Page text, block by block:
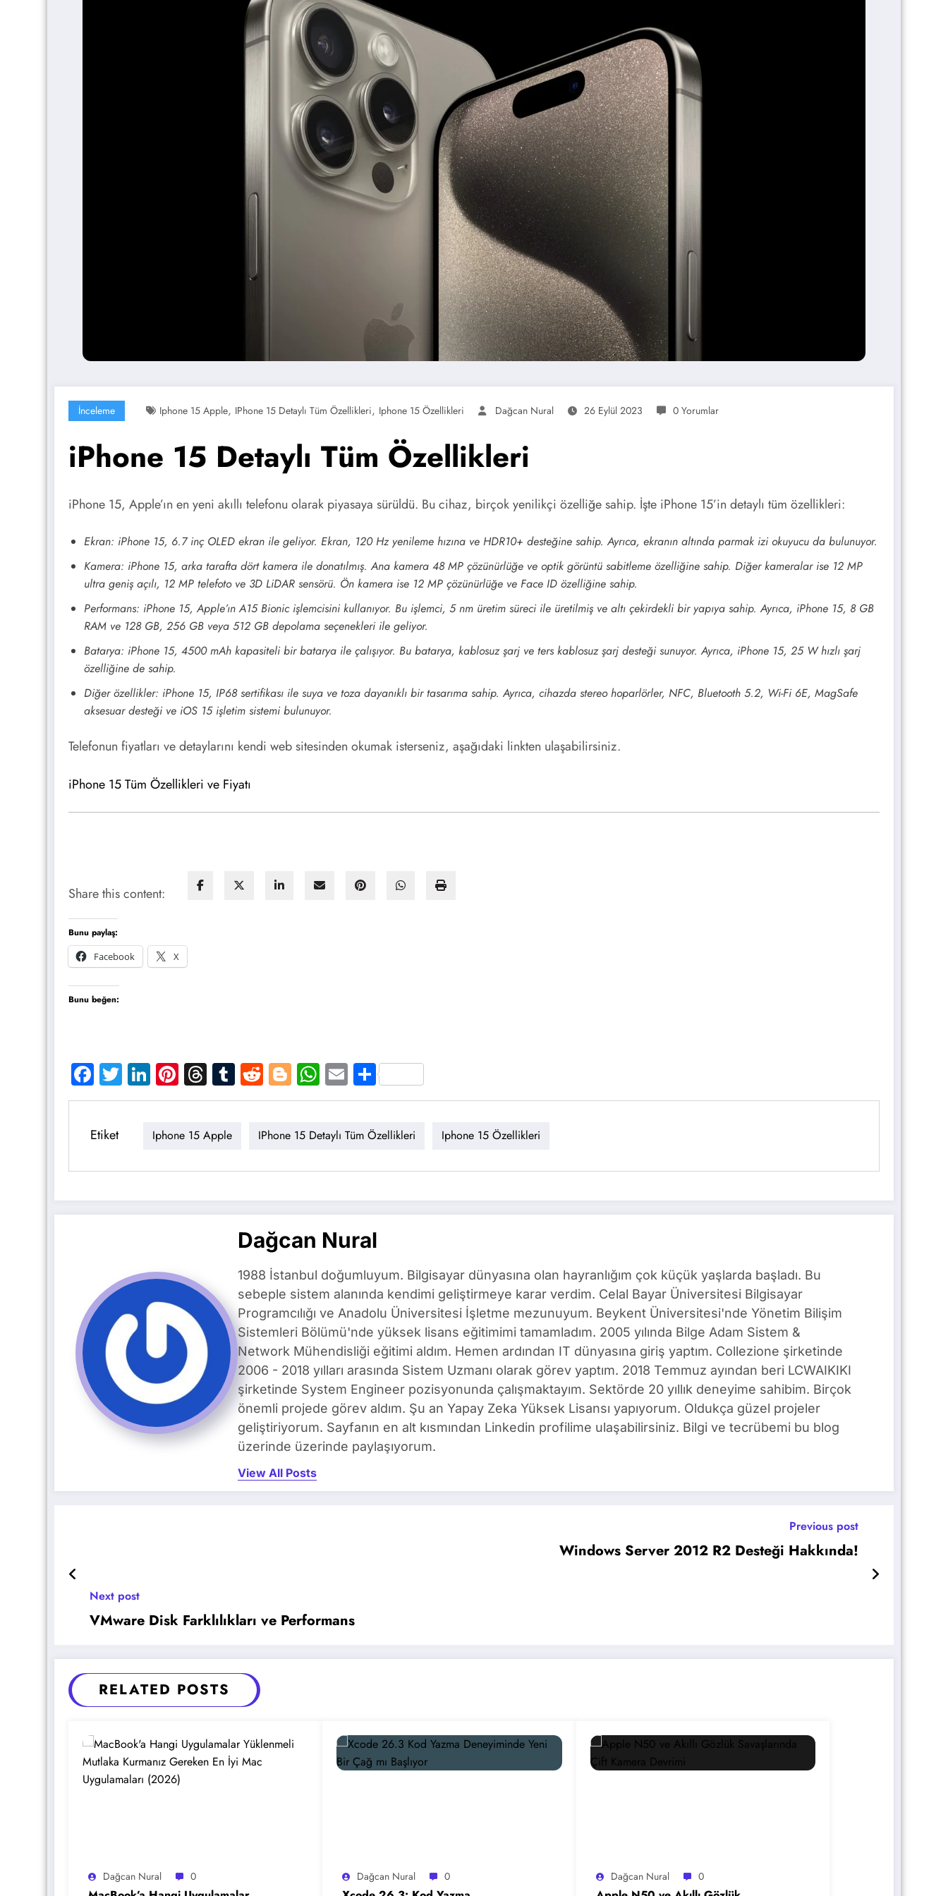
İnceleme Iphone 15 Apple, IPhone 15 Detaylı Tüm Özellikleri, Iphone 15 Özellikleri Dağcan Nural 26 Eylül 2023 0 Yorumlar
iPhone 15 Detaylı Tüm Özellikleri
iPhone 15, Apple’ın en yeni akıllı telefonu olarak piyasaya sürüldü. Bu cihaz, birçok yenilikçi özelliğe sahip. İşte iPhone 15’in detaylı tüm özellikleri:
Ekran: iPhone 15, 6.7 inç OLED ekran ile geliyor. Ekran, 120 Hz yenileme hızına ve HDR10+ desteğine sahip. Ayrıca, ekranın altında parmak izi okuyucu da bulunuyor.
Kamera: iPhone 15, arka tarafta dört kamera ile donatılmış. Ana kamera 48 MP çözünürlüğe ve optik görüntü sabitleme özelliğine sahip. Diğer kameralar ise 12 MP
ultra geniş açılı, 12 MP telefoto ve 3D LiDAR sensörü. Ön kamera ise 12 MP çözünürlüğe ve Face ID özelliğine sahip.
Performans: iPhone 15, Apple’ın A15 Bionic işlemcisini kullanıyor. Bu işlemci, 5 nm üretim süreci ile üretilmiş ve altı çekirdekli bir yapıya sahip. Ayrıca, iPhone 15, 8 GB
RAM ve 128 GB, 256 GB veya 512 GB depolama seçenekleri ile geliyor.
Batarya: iPhone 15, 4500 mAh kapasiteli bir batarya ile çalışıyor. Bu batarya, kablosuz şarj ve ters kablosuz şarj desteği sunuyor. Ayrıca, iPhone 15, 25 W hızlı şarj
özelliğine de sahip.
Diğer özellikler: iPhone 15, IP68 sertifikası ile suya ve toza dayanıklı bir tasarıma sahip. Ayrıca, cihazda stereo hoparlörler, NFC, Bluetooth 5.2, Wi-Fi 6E, MagSafe
aksesuar desteği ve iOS 15 işletim sistemi bulunuyor.
Telefonun fiyatları ve detaylarını kendi web sitesinden okumak isterseniz, aşağıdaki linkten ulaşabilirsiniz.
iPhone 15 Tüm Özellikleri ve Fiyatı
Share this content:
Bunu paylaş:
Facebook
X
Bunu beğen:
Facebook
TwitterLinkedIn
Pinterest
Threads
Tumblr
RedditBlogger
WhatsApp
EmailShare
Etiket Iphone 15 Apple IPhone 15 Detaylı Tüm Özellikleri Iphone 15 Özellikleri
Dağcan Nural
1988 İstanbul doğumluyum. Bilgisayar dünyasına olan hayranlığım çok küçük yaşlarda başladı. Bu
sebeple sistem alanında kendimi geliştirmeye karar verdim. Celal Bayar Üniversitesi Bilgisayar
Programcılığı ve Anadolu Üniversitesi İşletme mezunuyum. Beykent Üniversitesi'nde Yönetim Bilişim
Sistemleri Bölümü'nde yüksek lisans eğitimimi tamamladım. 2005 yılında Bilge Adam Sistem &
Network Mühendisliği eğitimi aldım. Hemen ardından IT dünyasına giriş yaptım. Collezione şirketinde
2006 - 2018 yılları arasında Sistem Uzmanı olarak görev yaptım. 2018 Temmuz ayından beri LCWAIKIKI
şirketinde System Engineer pozisyonunda çalışmaktayım. Sektörde 20 yıllık deneyime sahibim. Birçok
önemli projede görev aldım. Şu an Yapay Zeka Yüksek Lisansı yapıyorum. Oldukça güzel projeler
geliştiriyorum. Sayfanın en alt kısmından Linkedin profilime ulaşabilirsiniz. Bilgi ve tecrübemi bu blog
üzerinde üzerinde paylaşıyorum.
View All Posts
Previous post
Windows Server 2012 R2 Desteği Hakkında!
Next post
VMware Disk Farklılıkları ve Performans
RELATED POSTS
Dağcan Nural 0 Dağcan Nural 0 Dağcan Nural 0